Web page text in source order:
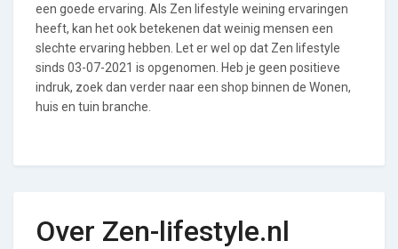
een goede ervaring. Als Zen lifestyle weining ervaringen
heeft, kan het ook betekenen dat weinig mensen een
slechte ervaring hebben. Let er wel op dat Zen lifestyle
sinds 03-07-2021 is opgenomen. Heb je geen positieve
indruk, zoek dan verder naar een shop binnen de Wonen,
huis en tuin branche.
Over Zen-lifestyle.nl